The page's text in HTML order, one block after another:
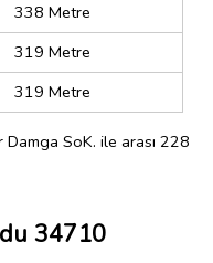
338 Metre
319 Metre
319 Metre
Damga SoK. ile arası 228
34710